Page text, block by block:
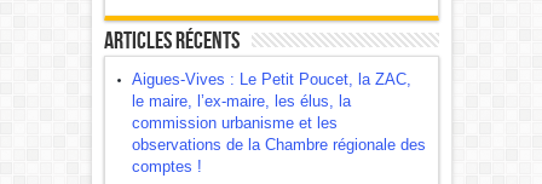
Articles récents
Aigues-Vives : Le Petit Poucet, la ZAC,
le maire, l’ex-maire, les élus, la
commission urbanisme et les
observations de la Chambre régionale des
comptes !